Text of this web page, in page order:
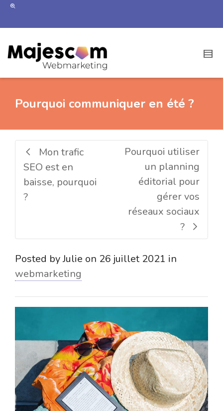
Pourquoi communiquer en été ?
Mon trafic
SEO est en
baisse, pourquoi
?
Pourquoi utiliser
un planning
éditorial pour
gérer vos
réseaux sociaux
?
Posted byJulie on 26 juillet 2021 in
webmarketing